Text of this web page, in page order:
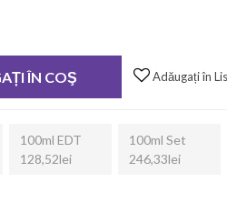
ÎN COŞ Adăugați în
100ml EDT
128,52lei
100ml Set
246,33lei